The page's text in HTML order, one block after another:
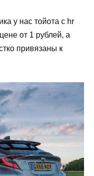
у нас тойота с hr
от 1 рублей, а
привязаны к